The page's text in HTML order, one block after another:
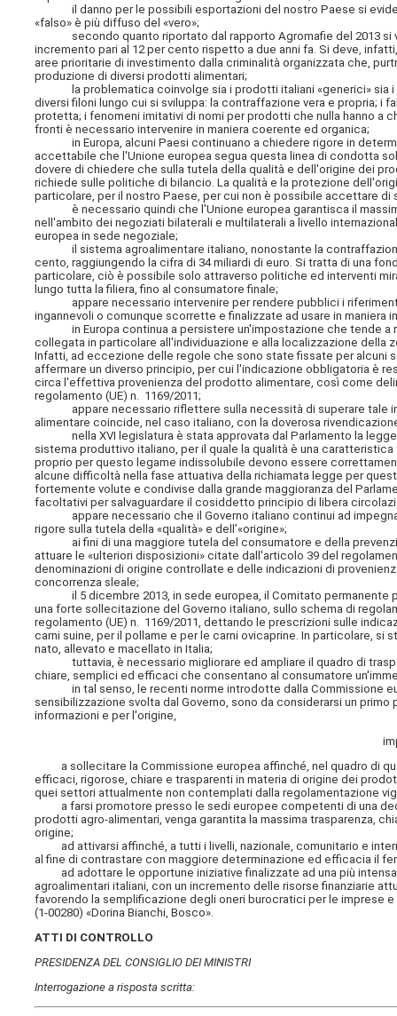
il danno per le possibili esportazioni del nostro Paese si
«falso» è più diffuso del «vero»;
secondo quanto riportato dal rapporto Agromafie del 2013 si
incremento pari al 12 per cento rispetto a due anni fa. Si deve,
aree prioritarie di investimento dalla criminalità organizzata che,
produzione di diversi prodotti alimentari;
la problematica coinvolge sia i prodotti italiani «generici» sia i
diversi filoni lungo cui si sviluppa: la contraffazione vera e propria;
protetta; i fenomeni imitativi di nomi per prodotti che nulla hanno a
fronti è necessario intervenire in maniera coerente ed organica;
in Europa, alcuni Paesi continuano a chiedere rigore in
accettabile che l'Unione europea segua questa linea di condotta
dovere di chiedere che sulla tutela della qualità e dell'origine dei
richiede sulle politiche di bilancio. La qualità e la protezione
particolare, per il nostro Paese, per cui non è possibile accettare
è necessario quindi che l'Unione europea garantisca il
nell'ambito dei negoziati bilaterali e multilaterali a livello
europea in sede negoziale;
il sistema agroalimentare italiano, nonostante la
cento, raggiungendo la cifra di 34 miliardi di euro. Si tratta di una
particolare, ciò è possibile solo attraverso politiche ed interventi
lungo tutta la filiera, fino al consumatore finale;
appare necessario intervenire per rendere pubblici i riferimenti
ingannevoli o comunque scorrette e finalizzate ad usare in maniera
in Europa continua a persistere un'impostazione che tende a
collegata in particolare all'individuazione e alla localizzazione
Infatti, ad eccezione delle regole che sono state fissate per alcuni
affermare un diverso principio, per cui l'indicazione obbligatoria è
circa l'effettiva provenienza del prodotto alimentare, così come
regolamento (UE) n. 1169/2011;
appare necessario riflettere sulla necessità di superare tale
alimentare coincide, nel caso italiano, con la doverosa
nella XVI legislatura è stata approvata dal Parlamento la legge
sistema produttivo italiano, per il quale la qualità è una
proprio per questo legame indissolubile devono essere
alcune difficoltà nella fase attuativa della richiamata legge per
fortemente volute e condivise dalla grande maggioranza del
facoltativi per salvaguardare il cosiddetto principio di libera
appare necessario che il Governo italiano continui ad
rigore sulla tutela della «qualità» e dell’«origine»;
ai fini di una maggiore tutela del consumatore e della
attuare le «ulteriori disposizioni» citate dall'articolo 39 del
denominazioni di origine controllate e delle indicazioni di
concorrenza sleale;
il 5 dicembre 2013, in sede europea, il Comitato permanente
una forte sollecitazione del Governo italiano, sullo schema di
regolamento (UE) n. 1169/2011, dettando le prescrizioni sulle
carni suine, per il pollame e per le carni ovicaprine. In particolare,
nato, allevato e macellato in Italia;
tuttavia, è necessario migliorare ed ampliare il quadro di
chiare, semplici ed efficaci che consentano al consumatore
in tal senso, le recenti norme introdotte dalla Commissione
sensibilizzazione svolta dal Governo, sono da considerarsi un
informazioni e per l'origine,
a sollecitare la Commissione europea affinché, nel quadro di
efficaci, rigorose, chiare e trasparenti in materia di origine dei
quei settori attualmente non contemplati dalla regolamentazione
a farsi promotore presso le sedi europee competenti di una
prodotti agro-alimentari, venga garantita la massima trasparenza,
origine;
ad attivarsi affinché, a tutti i livelli, nazionale, comunitario e
al fine di contrastare con maggiore determinazione ed efficacia il
ad adottare le opportune iniziative finalizzate ad una più
agroalimentari italiani, con un incremento delle risorse finanziarie
favorendo la semplificazione degli oneri burocratici per le imprese e
(1-00280) «Dorina Bianchi, Bosco».
ATTI DI CONTROLLO
PRESIDENZA DEL CONSIGLIO DEI MINISTRI
Interrogazione a risposta scritta: